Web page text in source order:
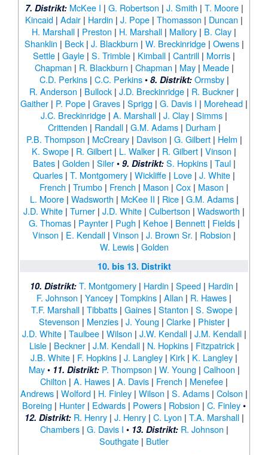
7. Distrikt: McKee I | G. Robertson | J. Smith | T. Moore|
Kincaid | Adair | Hardin | J. Pope | Thomasson | Duncan |
H. Marshall | Preston | H. Marshall | Mallory | B. Clay |
Shanklin | Beck| J. Blackburn | W. Breckinridge| Owens|
Settle | Gayle | S. Trimble | Kimball | Cantrill | Morris |
Chapman | R. Blackburn | Chapman | May| Meade|
C.D. Perkins| C.C. Perkins• 8. Distrikt: Ormsby|
R. Anderson | Bullock | J.D. Breckinridge | R. Buckner |
Gaither | P. Pope | Graves | Sprigg | G. Davis I | Morehead |
J.C. Breckinridge | A. Marshall | J. Clay | Simms |
Crittenden | Randall| G.M. Adams| Durham |
P.B. Thompson | McCreary| Davison | G. Gilbert| Helm |
K. Swope | R. Gilbert | L. Walker | R. Gilbert | Vinson |
Bates| Golden | Siler• 9. Distrikt: S. Hopkins| Taul|
Quarles | T. Montgomery | Wickliffe | Love | J. White |
French | Trumbo | French | Mason | Cox | Mason |
L. Moore| Wadsworth | McKee II | Rice| G.M. Adams|
J.D. White | Turner | J.D. White | Culbertson | Wadsworth |
G. Thomas| Paynter| Pugh | Kehoe| Bennett| Fields|
Vinson | E. Kendall | Vinson | J. Brown Sr. | Robsion |
W. Lewis| Golden
10. bis 13. Distrikt
10. Distrikt: T. Montgomery | Hardin | Speed | Hardin |
F. Johnson | Yancey | Tompkins | Allan | R. Hawes |
T.F. Marshall| Tibbatts| Gaines| Stanton | S. Swope|
Stevenson | Menzies| J. Young | Clarke| Phister|
J.D. White| Taulbee| Wilson | J.W. Kendall| J.M. Kendall|
Lisle| Beckner| J.M. Kendall| N. Hopkins| Fitzpatrick|
J.B. White | F. Hopkins | J. Langley | Kirk | K. Langley |
May• 11. Distrikt: P. Thompson | W. Young | Calhoon |
Chilton | A. Hawes | A. Davis | French | Menefee |
Andrews | Wolford | H. Finley | Wilson | S. Adams | Colson |
Boreing | Hunter | Edwards | Powers | Robsion | C. Finley•
12. Distrikt: R. Henry| J. Henry| C. Lyon | T.A. Marshall|
Chambers| G. Davis I • 13. Distrikt: R. Johnson |
Southgate | Butler